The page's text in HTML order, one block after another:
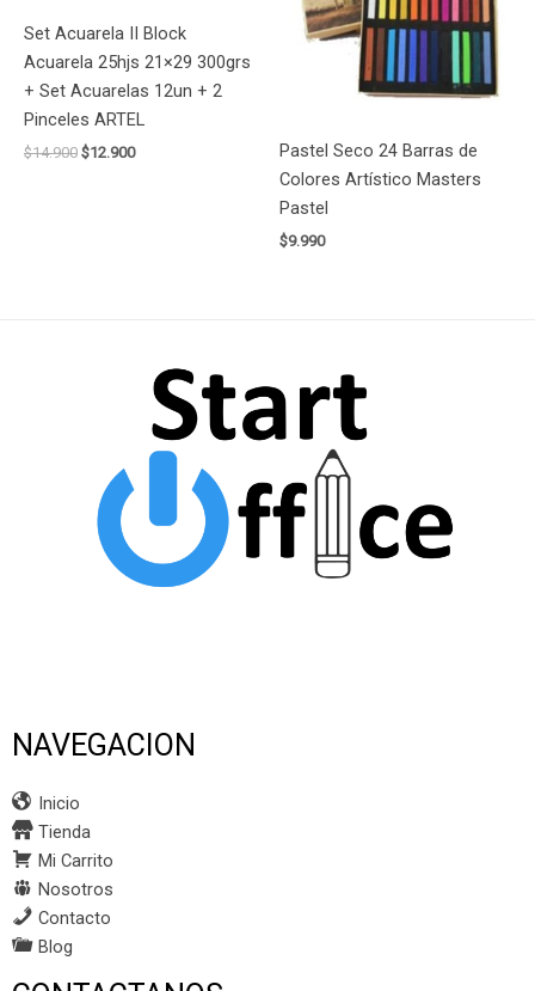
Set Acuarela II Block
Acuarela 25hjs 21×29 300grs
+ Set Acuarelas 12un + 2
Pinceles ARTEL
$14.900 $12.900
Pastel Seco 24 Barras de
Colores Artístico Masters
Pastel
$9.990
NAVEGACION
Inicio
Tienda
Mi Carrito
Nosotros
Contacto
Blog